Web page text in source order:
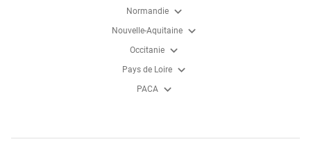
Normandie expand_more
Nouvelle-Aquitaine expand_more
Occitanie expand_more
Pays de Loire expand_more
PACA expand_more